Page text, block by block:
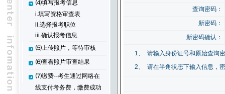
⑷填写报考信息
i.填写资格审查表
ii.选择报考职位
iii.确认报考信息
⑸上传照片，等待审核
⑹查看照片审查结果
⑺缴费--考生通过网络在
线支付考务费，缴费成功
查询密码：
新密码：
新密码确认：
1、
请输入身份证号和原始查询
2、
请在半角状态下输入信息，